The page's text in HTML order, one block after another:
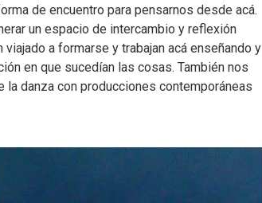
de encuentro para pensarnos desde acá.
un espacio de intercambio y reflexión
a formarse y trabajan acá enseñando y
en que sucedían las cosas. También nos
danza con producciones contemporáneas